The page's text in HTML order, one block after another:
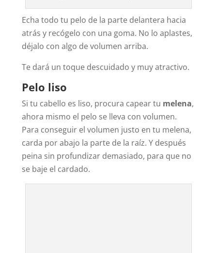
Echa todo tu pelo de la parte delantera hacia
atrás y recógelo con una goma. No lo aplastes,
déjalo con algo de volumen arriba.
Te dará un toque descuidado y muy atractivo.
Pelo liso
Si tu cabello es liso, procura capear tu melena,
ahora mismo el pelo se lleva con volumen.
Para conseguir el volumen justo en tu melena,
carda por abajo la parte de la raíz. Y después
peina sin profundizar demasiado, para que no
se baje el cardado.